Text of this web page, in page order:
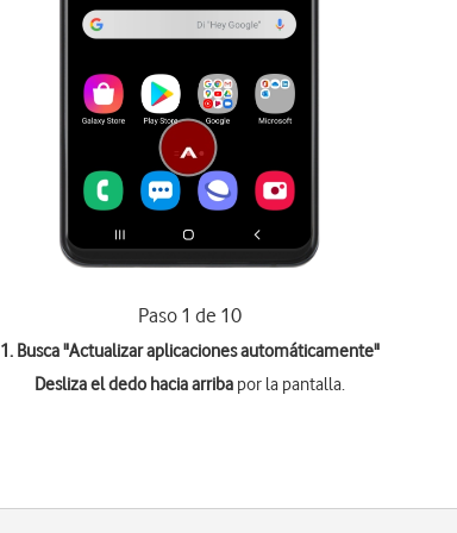
Paso 1 de 10
1. Busca "Actualizar aplicaciones automáticamente"
Desliza el dedo hacia arriba por la pantalla.